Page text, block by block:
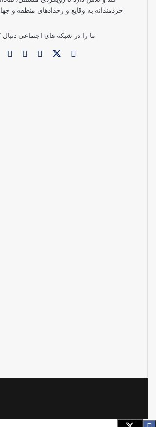
خردمندانه به وقایع و رخدادهای منطقه و
ما را در شبکه های اجتماعی دنبال